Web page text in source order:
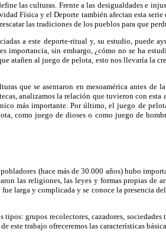
las culturas. Frente a las desigualdades e
Física y el Deporte también afectan esta
las tradiciones de los pueblos para que
a este deporte-ritual y, su estudio, puede
sin embargo, ¿cómo no se ha
atañen al juego de pelota, esto nos llevaría la
que se asentaron en mesoamérica antes de
analizamos la relación que tuvieron con
más importante. Por último, el juego de
como juego de dioses o como juego de
(hace más de 30.000 años) hubo
las religiones, las leyes y formas propias de
larga y complicada y se conoce la presencia
grupos recolectores, cazadores,
este trabajo ofreceremos las características